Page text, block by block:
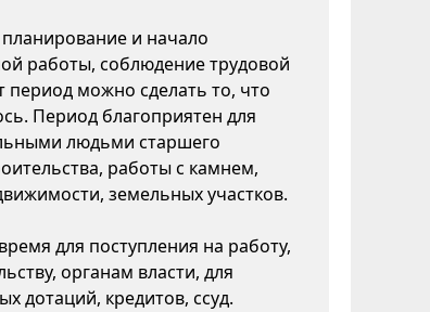
и начало
работы, соблюдение трудовой
период можно сделать то, что
Период благоприятен для
людьми старшего
работы с камнем,
земельных участков.
для поступления на работу,
органам власти, для
дотаций, кредитов, ссуд.